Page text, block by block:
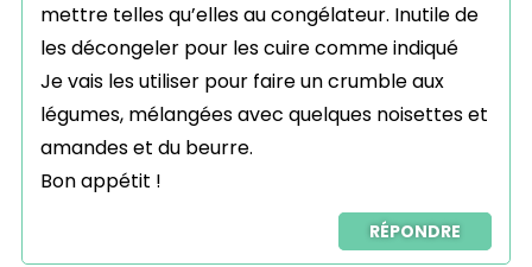
mettre telles qu’elles au congélateur. Inutile de
les décongeler pour les cuire comme indiqué
Je vais les utiliser pour faire un crumble aux
légumes, mélangées avec quelques noisettes et
amandes et du beurre.
Bon appétit !
RÉPONDRE